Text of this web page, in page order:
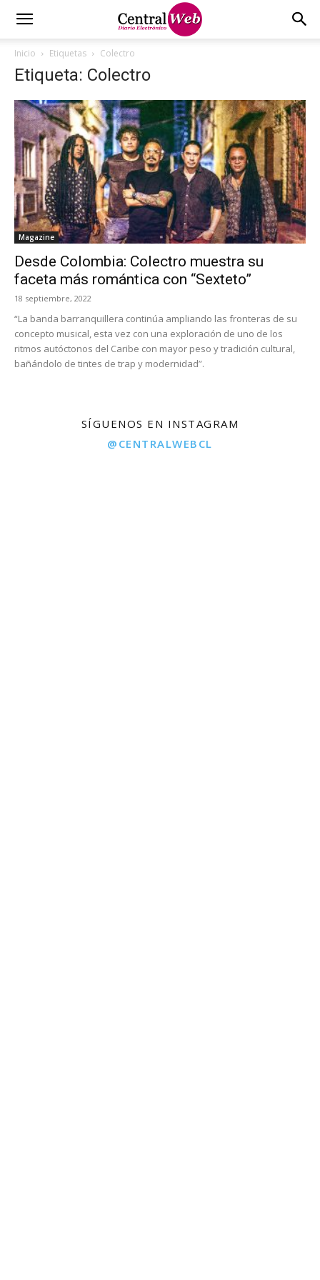
Inicio Etiquetas Colectro
Etiqueta: Colectro
Magazine
Desde Colombia: Colectro muestra su
faceta más romántica con “Sexteto”
18 septiembre, 2022
“La banda barranquillera continúa ampliando las fronteras de su
concepto musical, esta vez con una exploración de uno de los
ritmos autóctonos del Caribe con mayor peso y tradición cultural,
bañándolo de tintes de trap y modernidad”.
SÍGUENOS EN INSTAGRAM
@CENTRALWEBCL